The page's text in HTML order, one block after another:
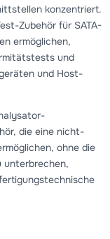
konzentriert.
Zubehör für SATA-
ermöglichen,
und
und Host-
die eine nicht-
ohne die
unterbrechen,